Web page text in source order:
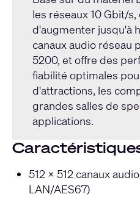
les réseaux 10 Gbit/
d'augmenter jusqu'à
canaux audio réseau
5200, et offre des
fiabilité optimales
d'attractions, les
grandes salles de
applications.
512 x 512 canaux
LAN/AES67)